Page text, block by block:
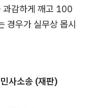
과감하게 깨고 100
경우가 실무상 몹시
사소송 (재판)